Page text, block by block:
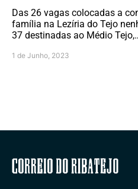
Das 26 vagas colocadas a
família na Lezíria do Tejo
37 destinadas ao Médio
1 de Junho, 2023
Correio